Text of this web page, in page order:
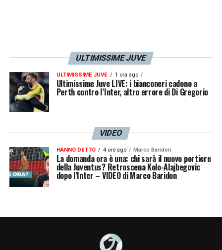
ULTIMISSIME JUVE
ULTIMISSIME JUVE 1 ora ago
Ultimissime Juve LIVE: i bianconeri cadono a
Perth contro l’Inter, altro errore di Di Gregorio
VIDEO
HANNO DETTO 4 ore ago Marco Baridon
La domanda ora è una: chi sarà il nuovo portiere
della Juventus? Retroscena Kolo-Alajbegovic
dopo l’Inter – VIDEO di Marco Baridon